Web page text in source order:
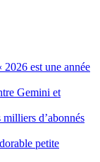
est une année
Gemini et
d’abonnés
petite